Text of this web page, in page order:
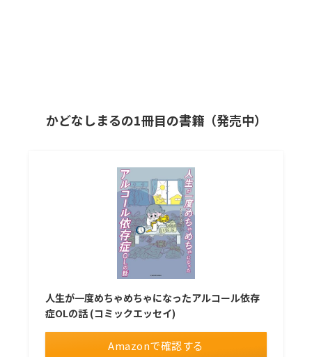
かどなしまるの1冊目の書籍（発売中）
人生が一度めちゃめちゃになったアルコール依存
症OLの話 (コミックエッセイ)
Amazonで確認する